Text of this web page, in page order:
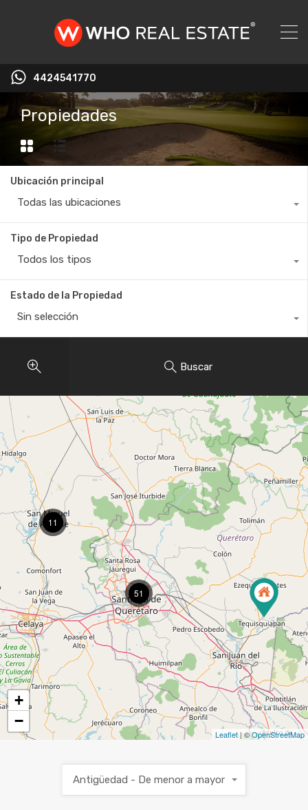
4424541770
Propiedades
Ubicación principal
Todas las ubicaciones
Tipo de Propiedad
Todos los tipos
Estado de la Propiedad
Sin selección
Buscar
11
51
+
−
Leaflet | ©OpenStreetMap
Antigüedad - De menor a mayor